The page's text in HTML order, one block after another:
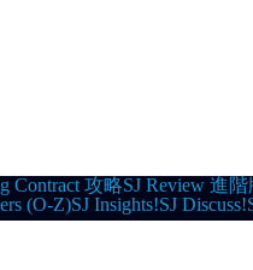
Contract 攻略SJ Review 進階
(O-Z)SJ Insights!SJ Discuss!